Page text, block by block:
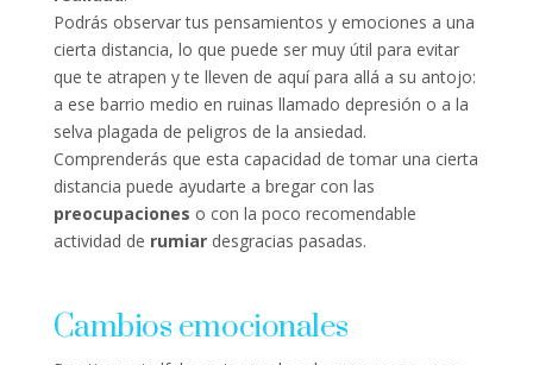
Podrás observar tus pensamientos y emociones a una
cierta distancia, lo que puede ser muy útil para evitar
que te atrapen y te lleven de aquí para allá a su antojo:
a ese barrio medio en ruinas llamado depresión o a la
selva plagada de peligros de la ansiedad.
Comprenderás que esta capacidad de tomar una cierta
distancia puede ayudarte a bregar con las
preocupaciones o con la poco recomendable
actividad de rumiardesgracias pasadas.
Cambios emocionales